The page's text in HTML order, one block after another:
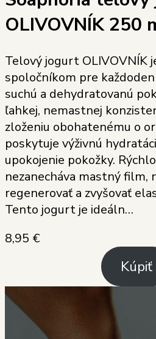
OLIVOVNÍK 250
Telový jogurt OLIVOVNÍK
spoločníkom pre
suchú a dehydratovanú
ľahkej, nemastnej
zloženiu obohatenému o
poskytuje výživnú
upokojenie pokožky.
nezanecháva mastný film,
regenerovať a zvyšovať
Tento jogurt je ideáln…
8,95 €
Kúpiť